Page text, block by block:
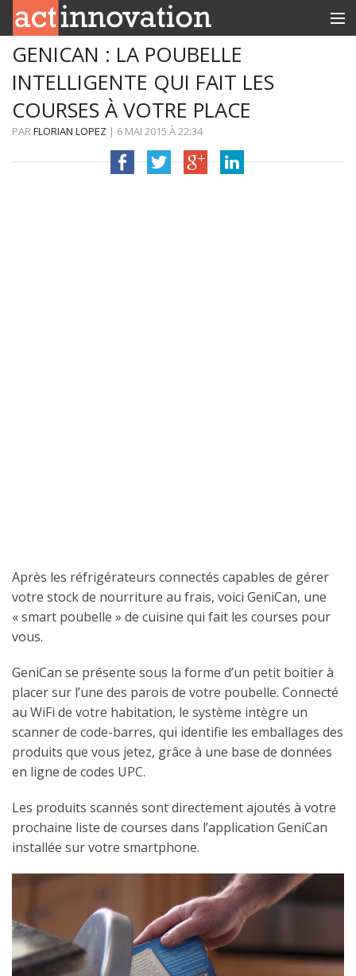
RUBRIQUES
INNOBOX
CONTACT
GENICAN : LA POUBELLE
INTELLIGENTE QUI FAIT LES
COURSES À VOTRE PLACE
PARFLORIAN LOPEZ | 6 MAI 2015 À22:34
Après les réfrigérateurs connectés capables de gérer
votre stock de nourriture au frais, voici GeniCan, une
« smart poubelle » de cuisine qui fait les courses pour
vous.
GeniCan se présente sous la forme d’un petit boitier à
placer sur l’une des parois de votre poubelle. Connecté
au WiFi de votre habitation, le système intègre un
scanner de code-barres, qui identifie les emballages des
produits que vous jetez, grâce à une base de données
en ligne de codes UPC.
Les produits scannés sont directement ajoutés à votre
prochaine liste de courses dans l’application GeniCan
installée sur votre smartphone.